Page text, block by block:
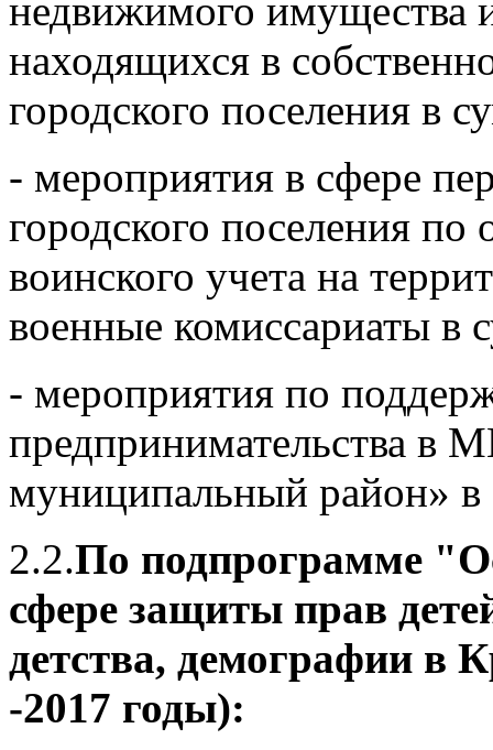
недвижимого имущества
находящихся в
городского поселения в
- мероприятия в сфере
городского поселения
воинского учета на
военные комиссариаты в
- мероприятия по
предпринимательства в
муниципальный район» в
2.2.По подпрограмме
сфере защиты прав
детства, демографии в
-2017 годы):